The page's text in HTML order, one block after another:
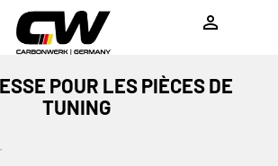

POUR LES PIÈCES DE
TUNING